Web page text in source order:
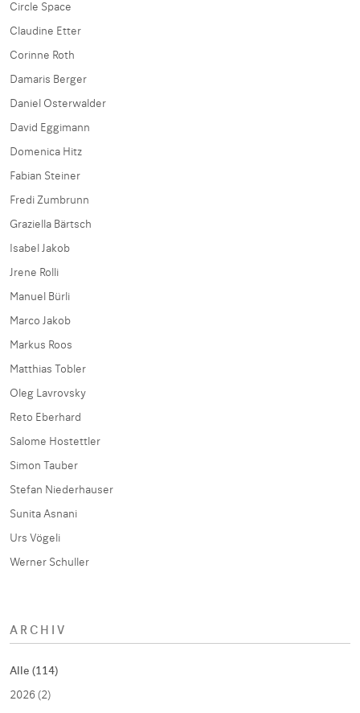
Circle Space
Claudine Etter
Corinne Roth
Damaris Berger
Daniel Osterwalder
David Eggimann
Domenica Hitz
Fabian Steiner
Fredi Zumbrunn
Graziella Bärtsch
Isabel Jakob
Jrene Rolli
Manuel Bürli
Marco Jakob
Markus Roos
Matthias Tobler
Oleg Lavrovsky
Reto Eberhard
Salome Hostettler
Simon Tauber
Stefan Niederhauser
Sunita Asnani
Urs Vögeli
Werner Schuller
ARCHIV
Alle (114)
2026 (2)